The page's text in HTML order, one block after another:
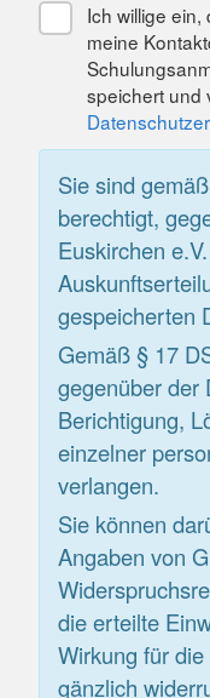
Ich willige ein,
meine
speichert und
Sie sind
berechtigt,
Euskirchen
gespeicherten
Gemäß § 17
gegenüber der
Berichtigung,
einzelner
verlangen.
Sie können
Angaben von
die erteilte
Wirkung für
gänzlich